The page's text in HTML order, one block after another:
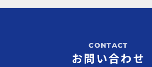
お問い合わせ